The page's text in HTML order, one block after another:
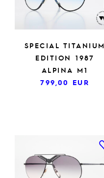
SPECIAL TITANIUM
EDITION 1987
ALPINA M1
799,00 EUR